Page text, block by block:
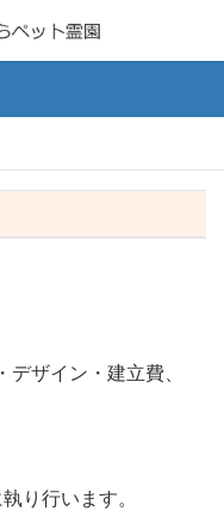
デザイン・建立費、
り行います。